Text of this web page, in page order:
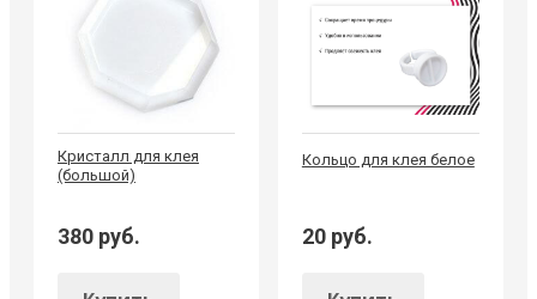
Кристалл для клея
(большой)
380 руб.
Кольцо для клея белое
20 руб.